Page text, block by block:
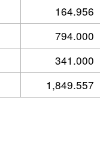
164.956
794.000
341.000
1,849.557